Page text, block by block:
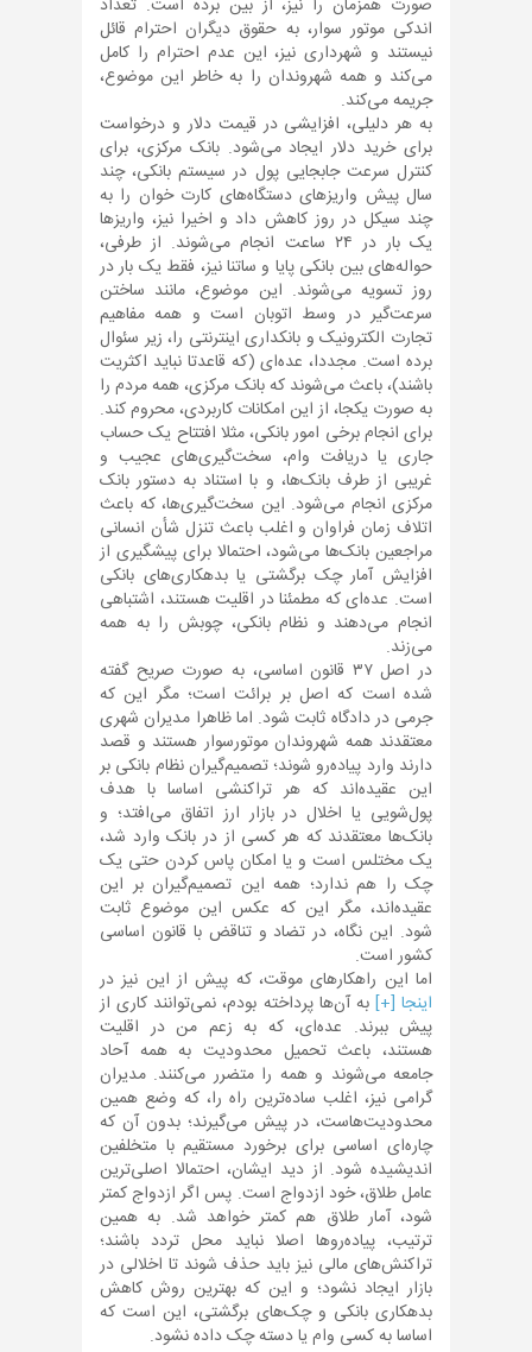
صورت همزمان را نیز، از بین برده است. تعداد
اندکی موتور سوار، به حقوق دیگران احترام قائل
نیستند و شهرداری نیز، این عدم احترام را کامل
می‌کند و همه شهروندان را به خاطر این موضوع،
جریمه می‌کند.
به هر دلیلی، افزایشی در قیمت دلار و درخواست
برای خرید دلار ایجاد می‌شود. بانک مرکزی، برای
کنترل سرعت جابجایی پول در سیستم بانکی، چند
سال پیش واریزهای دستگاه‌های کارت خوان را به
چند سیکل در روز کاهش داد و اخیرا نیز، واریزها
یک بار در ۲۴ ساعت انجام می‌شوند. از طرفی،
حواله‌های بین بانکی پایا و ساتنا نیز، فقط یک بار در
روز تسویه می‌شوند. این موضوع، مانند ساختن
سرعت‌گیر در وسط اتوبان است و همه مفاهیم
تجارت الکترونیک و بانکداری اینترنتی را، زیر سئوال
برده است. مجددا، عده‌ای (که قاعدتا نباید اکثریت
باشند)، باعث می‌شوند که بانک مرکزی، همه مردم را
به صورت یکجا، از این امکانات کاربردی، محروم کند.
برای انجام برخی امور بانکی، مثلا افتتاح یک حساب
جاری یا دریافت وام، سخت‌گیری‌های عجیب و
غریبی از طرف بانک‌ها، و با استناد به دستور بانک
مرکزی انجام می‌شود. این سخت‌گیری‌ها، که باعث
اتلاف زمان فراوان و اغلب باعث تنزل شأن انسانی
مراجعین بانک‌ها می‎‌شود، احتمالا برای پیشگیری از
افزایش آمار چک برگشتی یا بدهکاری‌های بانکی
است. عده‌ای که مطمئنا در اقلیت هستند، اشتباهی
انجام می‌دهند و نظام بانکی، چوبش را به همه
می‌زند.
در اصل ۳۷ قانون اساسی، به صورت صریح گفته
شده است که اصل بر برائت است؛ مگر این که
جرمی در دادگاه ثابت شود. اما ظاهرا مدیران شهری
معتقدند همه شهروندان موتورسوار هستند و قصد
دارند وارد پیاده‌رو شوند؛ تصمیم‌گیران نظام بانکی بر
این عقیده‌اند که هر تراکنشی اساسا با هدف
پول‌شویی یا اخلال در بازار ارز اتفاق می‌افتد؛ و
بانک‌ها معتقدند که هر کسی از در بانک وارد شد،
یک مختلس است و یا امکان پاس کردن حتی یک
چک را هم ندارد؛ همه این تصمیم‌گیران بر این
عقیده‌اند، مگر این که عکس این موضوع ثابت
شود. این نگاه، در تضاد و تناقض با قانون اساسی
کشور است.
اما این راهکارهای موقت، که پیش از این نیز در
اینجا [+] به آن‌ها پرداخته بودم، نمی‌توانند کاری از
پیش ببرند. عده‌ای، که به زعم من در اقلیت
هستند، باعث تحمیل محدودیت به همه آحاد
جامعه می‌شوند و همه را متضرر می‌کنند. مدیران
گرامی نیز، اغلب ساده‌ترین راه را، که وضع همین
محدودیت‌هاست، در پیش می‌گیرند؛ بدون آن که
چاره‌ای اساسی برای برخورد مستقیم با متخلفین
اندیشیده شود. از دید ایشان، احتمالا اصلی‌ترین
عامل طلاق، خود ازدواج است. پس اگر ازدواج کمتر
شود، آمار طلاق هم کمتر خواهد شد. به همین
ترتیب، پیاده‌روها اصلا نباید محل تردد باشند؛
تراکنش‌های مالی نیز باید حذف شوند تا اخلالی در
بازار ایجاد نشود؛ و این که بهترین روش کاهش
بدهکاری بانکی و چک‌های برگشتی، این است که
اساسا به کسی وام یا دسته چک داده نشود.